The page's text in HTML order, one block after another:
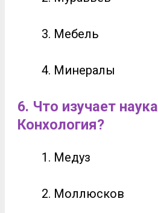
Мебель
Минералы
6. Что изучает наука
Конхология?
Медуз
Моллюсков